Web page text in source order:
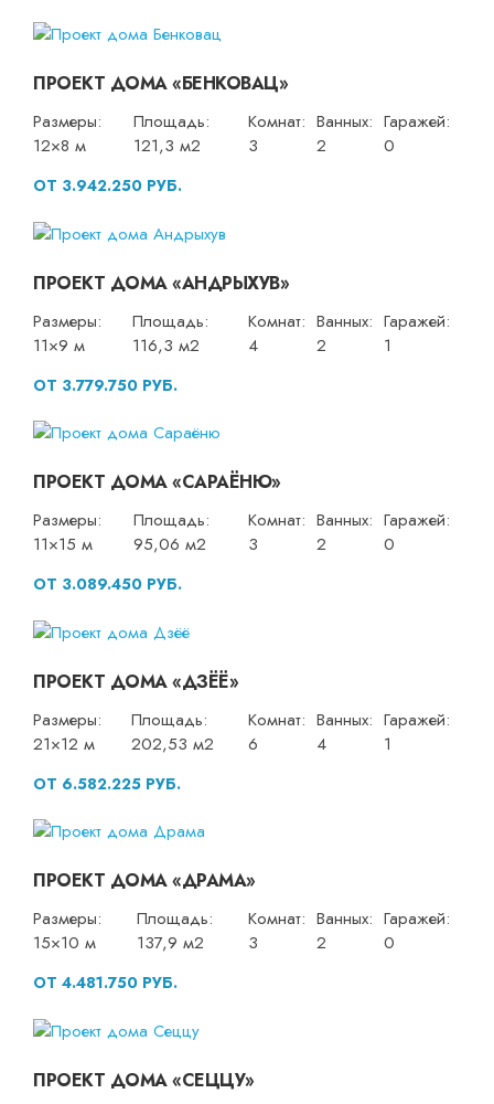
ПРОЕКТ ДОМА «БЕНКОВАЦ»
Размеры:
12×8 м
Площадь:
121,3 м2
Комнат:
3
Ванных:
2
Гаражей:
0
ОТ 3.942.250 РУБ.
ПРОЕКТ ДОМА «АНДРЫХУВ»
Размеры:
11×9 м
Площадь:
116,3 м2
Комнат:
4
Ванных:
2
Гаражей:
1
ОТ 3.779.750 РУБ.
ПРОЕКТ ДОМА «САРАЁНЮ»
Размеры:
11×15 м
Площадь:
95,06 м2
Комнат:
3
Ванных:
2
Гаражей:
0
ОТ 3.089.450 РУБ.
ПРОЕКТ ДОМА «ДЗЁЁ»
Размеры:
21×12 м
Площадь:
202,53 м2
Комнат:
6
Ванных:
4
Гаражей:
1
ОТ 6.582.225 РУБ.
ПРОЕКТ ДОМА «ДРАМА»
Размеры:
15×10 м
Площадь:
137,9 м2
Комнат:
3
Ванных:
2
Гаражей:
0
ОТ 4.481.750 РУБ.
ПРОЕКТ ДОМА «СЕЦЦУ»